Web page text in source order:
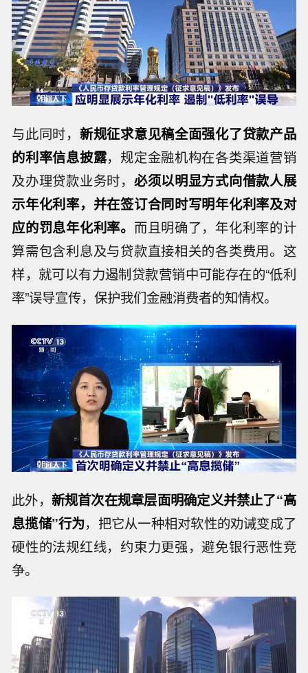
与此同时， 新规征求意见稿全面强化了贷款产品
的利率信息披露，规定金融机构在各类渠道营销
及办理贷款业务时， 必须以明显方式向借款人展
示年化利率，并在签订合同时写明年化利率及对
应的罚息年化利率。 而且明确了，年化利率的计
算需包含利息及与贷款直接相关的各类费用。这
样，就可以有力遏制贷款营销中可能存在的“低利
率”误导宣传，保护我们金融消费者的知情权。
此外， 新规首次在规章层面明确定义并禁止了“高
息揽储”行为，把它从一种相对软性的劝诫变成了
硬性的法规红线，约束力更强，避免银行恶性竞
争。